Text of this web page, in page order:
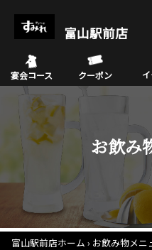
富山駅前店
宴会コース クーポン
お飲み
富山駅前店ホーム お飲み物メニ